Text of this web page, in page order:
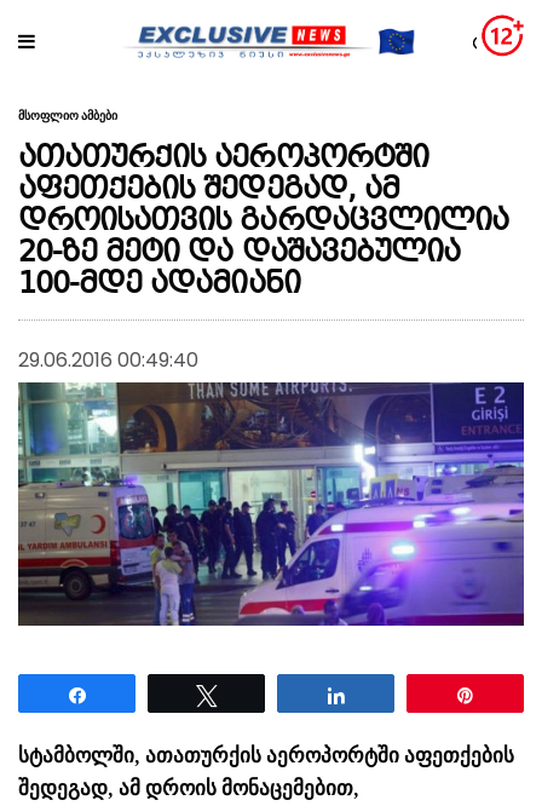
მსოფლიო ამბები
ათათურქის აეროპორტში
აფეთქების შედეგად, ამ
დროისათვის გარდაცვლილია
20-ზე მეტი და დაშავებულია
100-მდე ადამიანი
29.06.2016 00:49:40
სტამბოლში, ათათურქის აეროპორტში აფეთქების
შედეგად, ამ დროის მონაცემებით,